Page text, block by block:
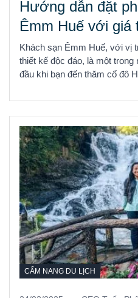
Hướng dẫn đặt
Êmm Huế với giá
Khách sạn Êmm Huế, với vị
thiết kế độc đáo, là một
đầu khi bạn đến thăm cố đô
CẨM NANG DU LỊCH